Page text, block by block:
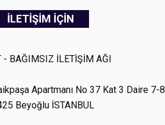
İLETİŞİM İÇİN
- BAĞIMSIZ İLETİŞİM AĞI
Apartmanı No 37 Kat 3 Daire 7-8
Beyoğlu İSTANBUL